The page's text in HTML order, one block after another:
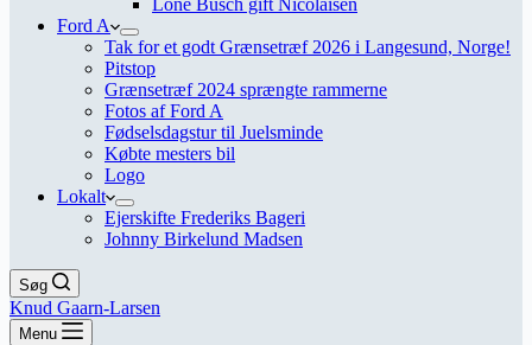
Lone Busch gift Nicolaisen
Ford A
Tak for et godt Grænsetræf 2026 i Langesund, Norge!
Pitstop
Grænsetræf 2024 sprængte rammerne
Fotos af Ford A
Fødselsdagstur til Juelsminde
Købte mesters bil
Logo
Lokalt
Ejerskifte Frederiks Bageri
Johnny Birkelund Madsen
Søg
Knud Gaarn-Larsen
Menu